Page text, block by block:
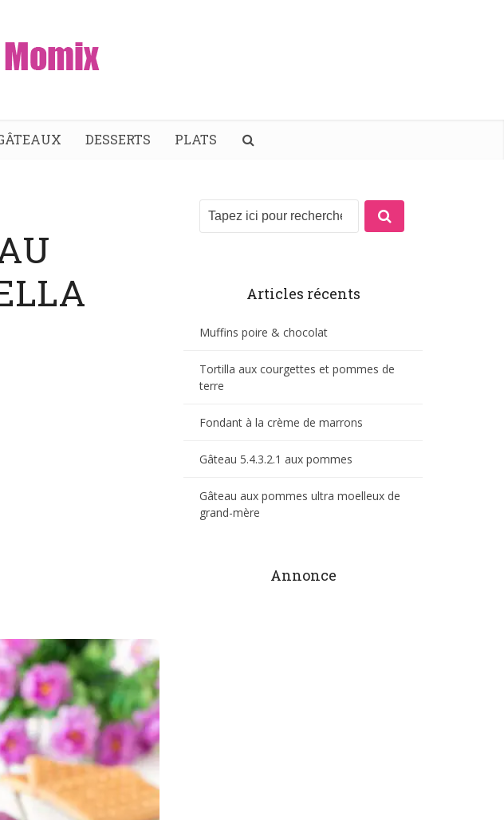
DESSERTS PLATS
Articles récents
Muffins poire & chocolat
Tortilla aux courgettes et pommes de
terre
Fondant à la crème de marrons
Gâteau 5.4.3.2.1 aux pommes
Gâteau aux pommes ultra moelleux de
grand-mère
Annonce